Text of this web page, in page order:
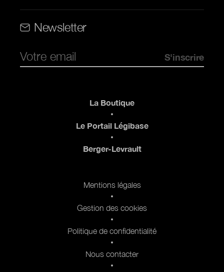
Newsletter
La Boutique
Le Portail Légibase
Berger-Levrault
Mentions légales
Gestion des cookies
Politique de confidentialité
Nous contacter